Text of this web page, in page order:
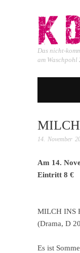
Das nicht-
am Waschpohl
14. November
Am 14.
Eintritt 8 €
MILCH INS
(Drama, D
Es ist